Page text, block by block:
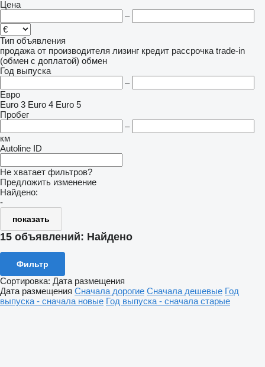
Цена
–
Тип объявления
продажа от производителя лизинг кредит рассрочка trade-in
(обмен с доплатой) обмен
Год выпуска
–
Евро
Euro 3 Euro 4 Euro 5
Пробег
–
км
Autoline ID
Не хватает фильтров?
Предложить изменение
Найдено:
-
показать
15 объявлений: Найдено
Фильтр
Сортировка: Дата размещения
Дата размещения Сначала дорогие Сначала дешевые Год
выпуска - сначала новые Год выпуска - сначала старые